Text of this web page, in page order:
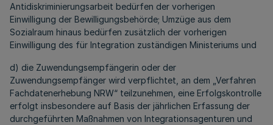
Antidiskriminierungsarbeit bedürfen der vorherigen
Einwilligung der Bewilligungsbehörde; Umzüge aus dem
Sozialraum hinaus bedürfen zusätzlich der vorherigen
Einwilligung des für Integration zuständigen Ministeriums und
d) die Zuwendungsempfängerin oder der
Zuwendungsempfänger wird verpflichtet, an dem „Verfahren
Fachdatenerhebung NRW“ teilzunehmen, eine Erfolgskontrolle
erfolgt insbesondere auf Basis der jährlichen Erfassung der
durchgeführten Maßnahmen von Integrationsagenturen und